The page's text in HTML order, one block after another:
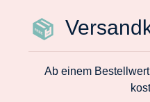
Ab einem